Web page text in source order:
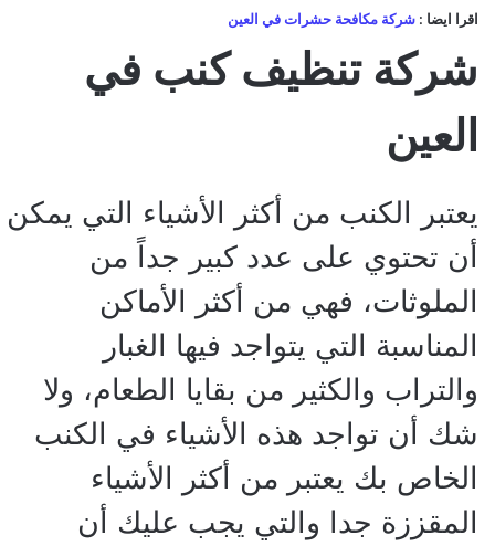
اقرا ايضا : شركة مكافحة حشرات في العين
شركة تنظيف كنب في
العين
يعتبر الكنب من أكثر الأشياء التي يمكن
أن تحتوي على عدد كبير جداً من
الملوثات، فهي من أكثر الأماكن
المناسبة التي يتواجد فيها الغبار
والتراب والكثير من بقايا الطعام، ولا
شك أن تواجد هذه الأشياء في الكنب
الخاص بك يعتبر من أكثر الأشياء
المقززة جدا والتي يجب عليك أن